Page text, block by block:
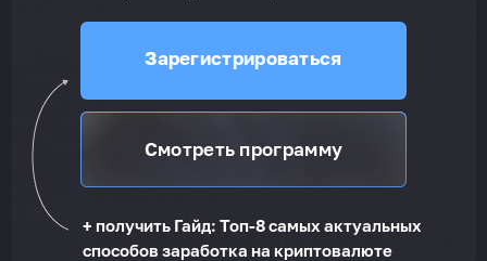
Зарегистрироваться
Смотреть программу
+ получить Гайд: Топ-8 самых актуальных
способов заработка на криптовалюте